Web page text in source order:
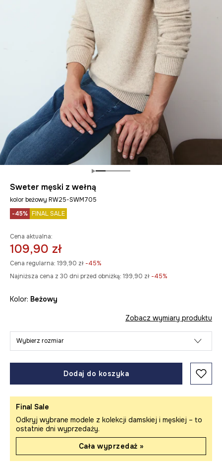
Sweter męski z wełną
kolor beżowy RW25-SWM705
-45% FINAL SALE
Cena aktualna:
109,90 zł
Cena regularna: 199,90 zł -45%
Najniższa cena z 30 dni przed obniżką: 199,90 zł -45%
Kolor: beżowy
Zobacz wymiary produktu
Wybierz rozmiar
Dodaj do koszyka
Final Sale
Odkryj wybrane modele z kolekcji damskiej i męskiej – to
ostatnie dni wyprzedaży.
Cała wyprzedaż »